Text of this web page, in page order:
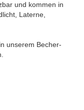
und kommen in
Laterne,
unserem Becher-